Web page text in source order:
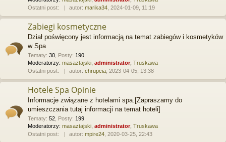
Ostatni post:
autor: marika34 , 2024-01-09, 11:19
Zabiegi kosmetyczne
Dział poświęcony jest informacją na temat zabiegów i kosmetyków
w Spa
Tematy: 30 Posty: 190
Moderatorzy: masaztajski administrator, Truskawa
Ostatni post:
autor: chrupcia , 2023-04-05, 13:38
Hotele Spa Opinie
Informacje związane z hotelami spa.[Zapraszamy do
umieszczania tutaj informacji na temat hoteli]
Tematy: 52 Posty: 199
Moderatorzy: masaztajski administrator, Truskawa
Ostatni post:
autor: mpire24 , 2020-03-25, 22:43